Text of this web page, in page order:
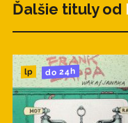
Ďalšie tituly od
lp do 24h